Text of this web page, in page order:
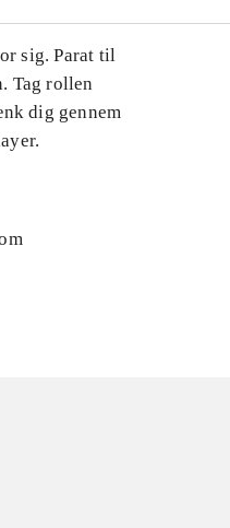
sig. Parat til
Tag rollen
dig gennem